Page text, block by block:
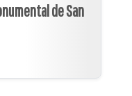
de San